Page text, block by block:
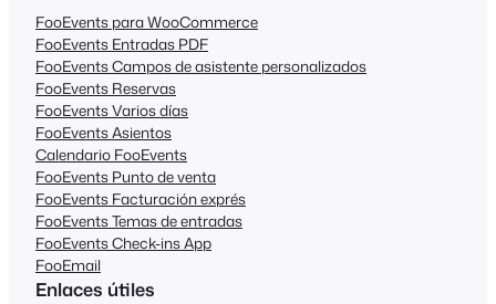
FooEvents para WooCommerce
FooEvents Entradas PDF
FooEvents Campos de asistente personalizados
FooEvents Reservas
FooEvents Varios días
FooEvents Asientos
Calendario FooEvents
FooEvents Punto de venta
FooEvents Facturación exprés
FooEvents Temas de entradas
FooEvents Check-ins App
FooEmail
Enlaces útiles